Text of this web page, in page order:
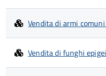
Vendita di armi
Vendita di funghi